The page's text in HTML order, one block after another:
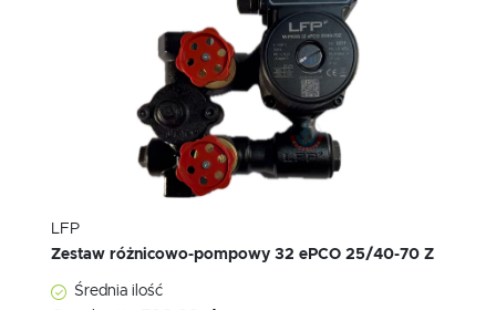
LFP
Zestaw różnicowo-pompowy 32 ePCO 25/40-70 Z
Średnia ilość